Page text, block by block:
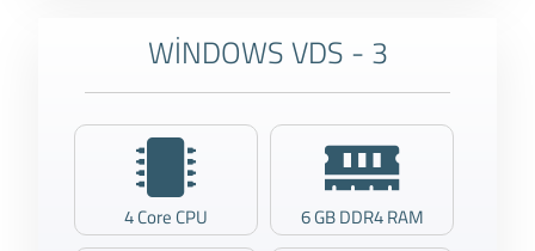
WİNDOWS VDS - 3
4 Core CPU 6 GB DDR4 RAM